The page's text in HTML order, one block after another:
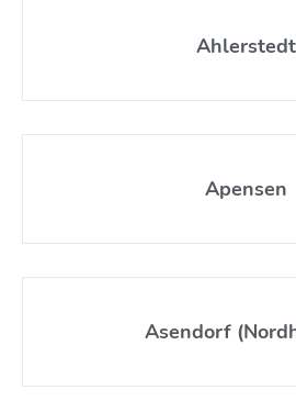
Ahlerstedt
Apensen
Asendorf